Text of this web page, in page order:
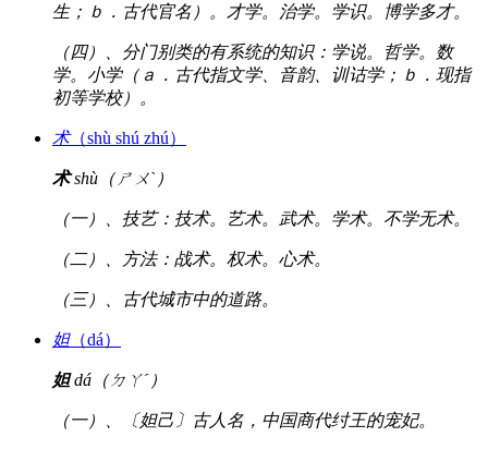
生；ｂ．古代官名）。才学。治学。学识。博学多才。
（四）、分门别类的有系统的知识：学说。哲学。数
学。小学（ａ．古代指文学、音韵、训诂学；ｂ．现指
初等学校）。
术（shù shú zhú）
术shù（ㄕㄨˋ）
（一）、技艺：技术。艺术。武术。学术。不学无术。
（二）、方法：战术。权术。心术。
（三）、古代城市中的道路。
妲（dá）
妲dá（ㄉㄚˊ）
（一）、〔妲己〕古人名，中国商代纣王的宠妃。